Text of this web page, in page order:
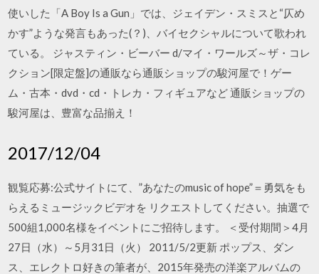
使いした「A Boy Is a Gun」では、ジェイデン・スミスと“仄め
かす”ような発言もあった(？)、バイセクシャルについて歌われ
ている。 ジャスティン・ビーバー d/マイ・ワールズ～ザ・コレ
クション[限定盤]の通販なら通販ショップの駿河屋で！ゲー
ム・古本・dvd・cd・トレカ・フィギュアなど 通販ショップの
駿河屋は、豊富な品揃え！
2017/12/04
観覧応募:公式サイトにて、”あなたのmusic of hope”＝勇気をも
らえるミュージックビデオを リクエストしてください。抽選で
500組1,000名様をイベントにご招待します。 ＜受付期間＞4月
27日（水）～5月31日（火） 2011/5/2更新 ポップス、ダン
ス、エレクトロ好きの筆者が、2015年発売の洋楽アルバムの